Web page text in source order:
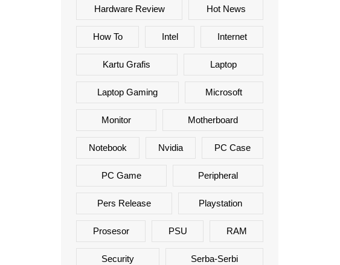
Hardware Review Hot News
How To Intel Internet
Kartu Grafis Laptop
Laptop Gaming Microsoft
Monitor Motherboard
Notebook Nvidia PC Case
PC Game Peripheral
Pers Release Playstation
Prosesor PSU RAM
Security Serba-Serbi